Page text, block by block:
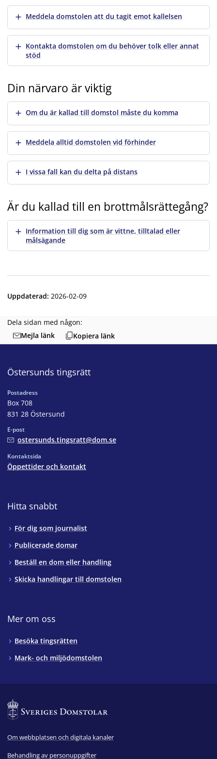
Visa merMeddela domstolen att du tagit emot kallelsen
Visa merKontakta domstolen om du behöver tolk eller annat
stöd
Din närvaro är viktig
Visa merOm du är kallad till domstol måste du komma
Visa merMeddela alltid domstolen vid förhinder
Visa merI vissa fall kan du delta på distans
Är du kallad till en brottmålsrättegång?
Visa merInformation till dig som är vittne, tilltalad eller
målsägande
Uppdaterad: 2026-02-09
Dela sidan med någon:
Mejla länk
Kopiera länk
Östersunds tingsrätt
Postadress
Box 708
831 28 Östersund
E-post
ostersunds.tingsratt@dom.se
Kontaktsida
Öppettider och kontakt
Hitta snabbt
För dig som journalist
Publicerade domar
Beställ en dom eller handling
Skicka handlingar till domstolen
Mer om oss
Besöka tingsrätten
Mark- och miljödomstolen
Om webbplatsen och digitala kanaler
Behandling av personuppgifter